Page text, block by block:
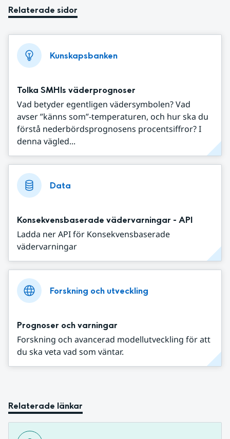
Relaterade sidor
Kunskapsbanken
Tolka SMHIs väderprognoser
Vad betyder egentligen vädersymbolen? Vad
avser ”känns som”-temperaturen, och hur ska du
förstå nederbördsprognosens procentsiffror? I
denna vägled...
Data
Konsekvensbaserade vädervarningar - API
Ladda ner API för Konsekvensbaserade
vädervarningar
Forskning och utveckling
Prognoser och varningar
Forskning och avancerad modellutveckling för att
du ska veta vad som väntar.
Relaterade länkar